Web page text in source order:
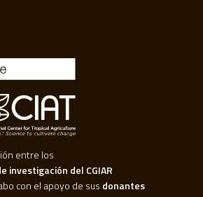
entre los
investigación del CGIAR
con el apoyo de sus donantes